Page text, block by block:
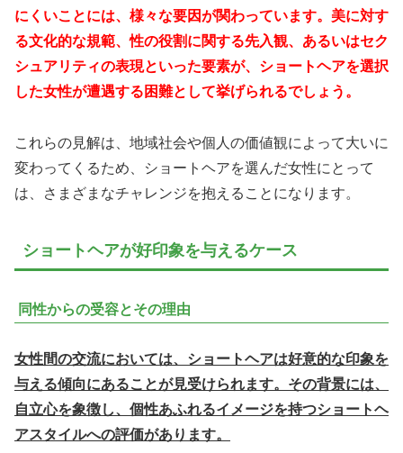
にくいことには、様々な要因が関わっています。美に対す
る文化的な規範、性の役割に関する先入観、あるいはセク
シュアリティの表現といった要素が、ショートヘアを選択
した女性が遭遇する困難として挙げられるでしょう。
これらの見解は、地域社会や個人の価値観によって大いに
変わってくるため、ショートヘアを選んだ女性にとって
は、さまざまなチャレンジを抱えることになります。
ショートヘアが好印象を与えるケース
同性からの受容とその理由
女性間の交流においては、ショートヘアは好意的な印象を
与える傾向にあることが見受けられます。その背景には、
自立心を象徴し、個性あふれるイメージを持つショートヘ
アスタイルへの評価があります。